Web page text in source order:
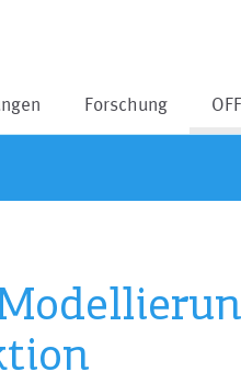
Forschung